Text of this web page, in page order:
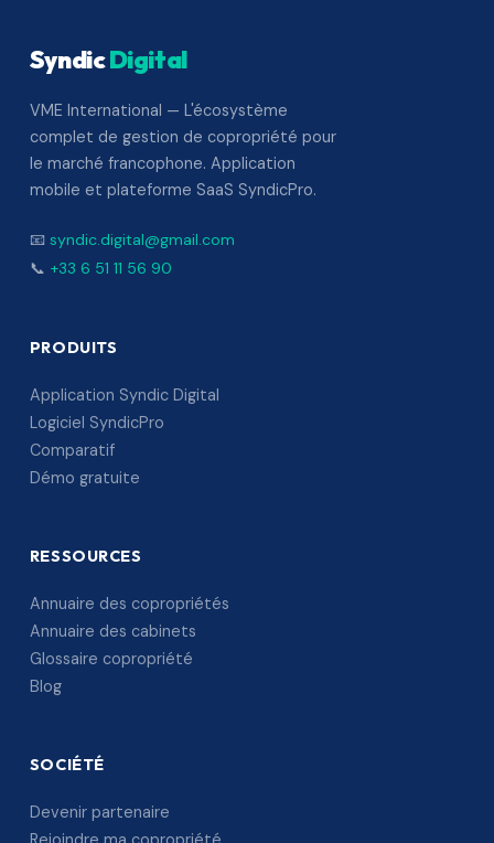
SyndicDigital
VME International — L'écosystème
complet de gestion de copropriété pour
le marché francophone. Application
mobile et plateforme SaaS SyndicPro.
📧 syndic.digital@gmail.com
📞 +33 6 51 11 56 90
PRODUITS
Application Syndic Digital
Logiciel SyndicPro
Comparatif
Démo gratuite
RESSOURCES
Annuaire des copropriétés
Annuaire des cabinets
Glossaire copropriété
Blog
SOCIÉTÉ
Devenir partenaire